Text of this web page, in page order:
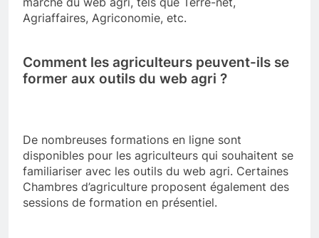
Agriaffaires, Agriconomie, etc.
Comment les agriculteurs peuvent-ils se
former aux outils du web agri ?
De nombreuses formations en ligne sont
disponibles pour les agriculteurs qui souhaitent se
familiariser avec les outils du web agri. Certaines
Chambres d’agriculture proposent également des
sessions de formation en présentiel.